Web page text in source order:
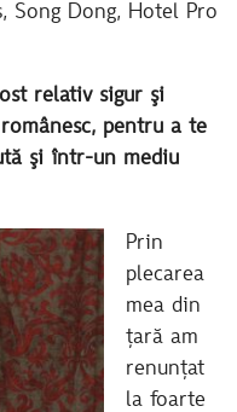
Song Dong, Hotel Pro
relativ sigur şi
pentru a te
şi într-un mediu
Prin
plecarea
mea din
țară am
renunțat
la foarte